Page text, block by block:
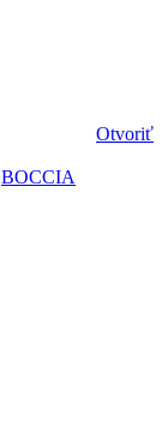
Otvoriť
BOCCIA